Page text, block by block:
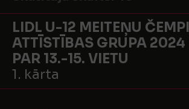
LIDL U-12 MEITEŅU
ATTĪSTĪBAS GRUPA 2024
PAR 13.-15. VIETU
1. kārta